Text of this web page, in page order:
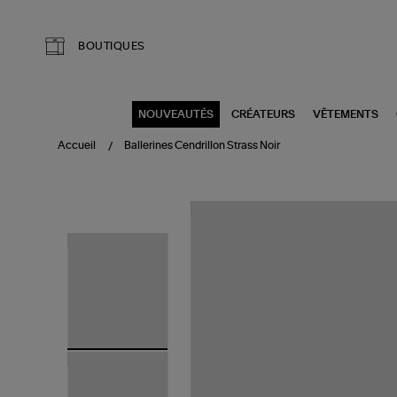
BOUTIQUES
NOUVEAUTÉS CRÉATEURS VÊTEMENTS
Accueil Ballerines Cendrillon Strass Noir